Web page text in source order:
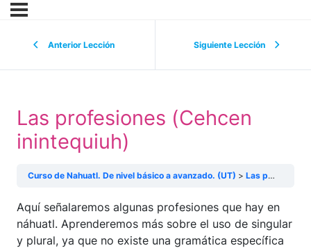
Anterior Lección Siguiente Lección
Las profesiones (Cehcen
inintequiuh)
Curso de Nahuatl. De nivel básico a avanzado. (UT) Las profesiones (Cehcen inintequiuh)
Aquí señalaremos algunas profesiones que hay en
náhuatl. Aprenderemos más sobre el uso de singular
y plural, ya que no existe una gramática específica